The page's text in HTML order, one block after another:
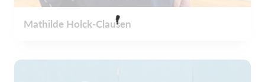
Mathilde Holck-Clausen